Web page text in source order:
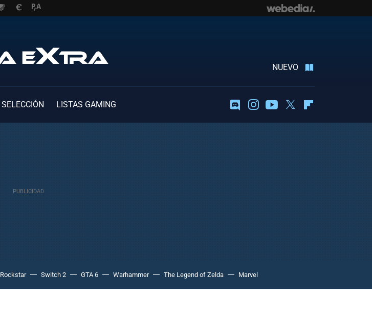
NUEVO
SELECCIÓN LISTAS GAMING DiscordInstagramYoutubeTwitter
Rockstar Switch 2 GTA 6 Warhammer The Legend of Zelda Marvel